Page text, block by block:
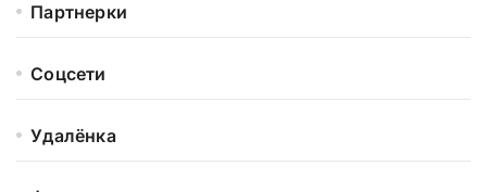
Партнерки
Соцсети
Удалёнка